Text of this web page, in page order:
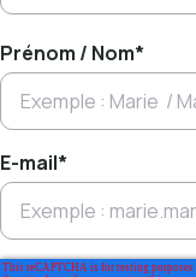
Prénom / Nom*
E-mail*